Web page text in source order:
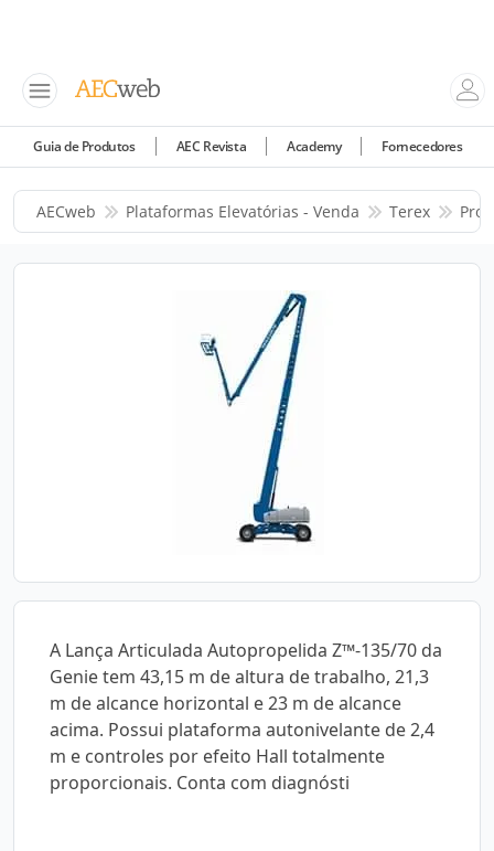
Guia de Produtos AEC Revista Academy Fornecedores
AECweb Plataformas Elevatórias - Venda Terex
A Lança Articulada Autopropelida Z™-135/70 da
Genie tem 43,15 m de altura de trabalho, 21,3
m de alcance horizontal e 23 m de alcance
acima. Possui plataforma autonivelante de 2,4
m e controles por efeito Hall totalmente
proporcionais. Conta com diagnósti